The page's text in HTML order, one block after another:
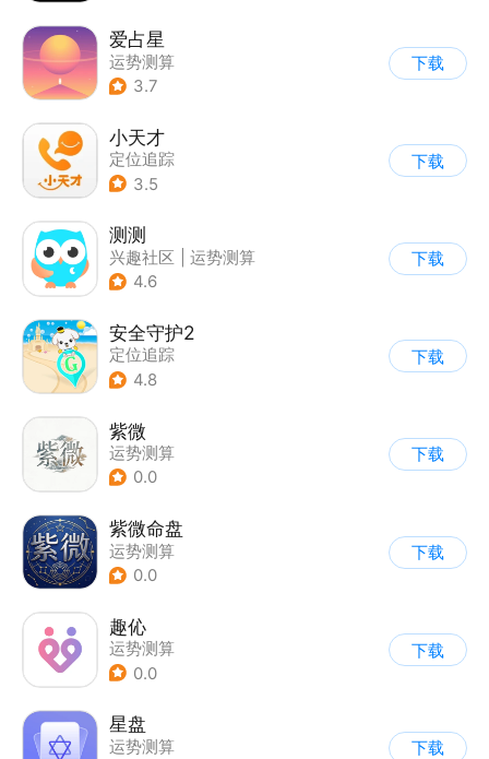
爱占星
运势测算
3.7
下载
小天才
定位追踪
3.5
下载
测测
兴趣社区
运势测算
4.6
下载
安全守护2
定位追踪
4.8
下载
紫微
运势测算
0.0
下载
紫微命盘
运势测算
0.0
下载
趣伈
运势测算
0.0
下载
星盘
运势测算
下载